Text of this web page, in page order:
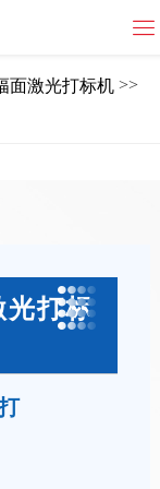
面激光打标机 >>
光打标